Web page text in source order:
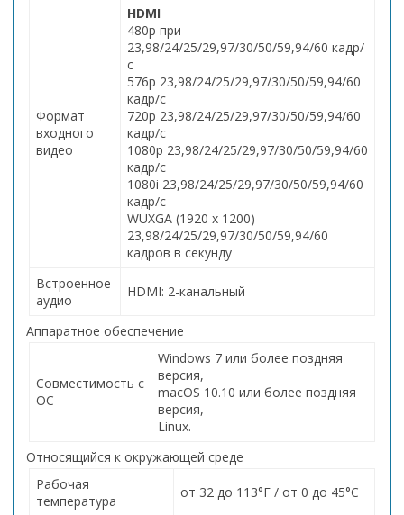
Формат
входного
видео
HDMI
480p при
23,98/24/25/29,97/30/50/59,94/60 кадр/
с
576p 23,98/24/25/29,97/30/50/59,94/60
кадр/с
720p 23,98/24/25/29,97/30/50/59,94/60
кадр/с
1080p 23,98/24/25/29,97/30/50/59,94/60
кадр/с
1080i 23,98/24/25/29,97/30/50/59,94/60
кадр/с
WUXGA (1920 x 1200)
23,98/24/25/29,97/30/50/59,94/60
кадров в секунду
Встроенное
аудио
HDMI: 2-канальный
Аппаратное обеспечение
Совместимость с
ОС
Windows 7 или более поздняя
версия,
macOS 10.10 или более поздняя
версия,
Linux.
Относящийся к окружающей среде
Рабочая
температура
от 32 до 113°F / от 0 до 45°C